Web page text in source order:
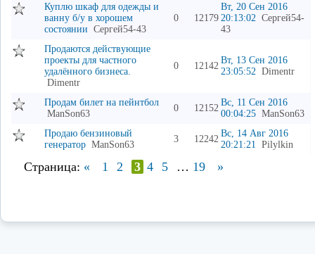
Куплю шкаф для одежды и
ванну б/у в хорошем
состоянии
Сергей54-43
0 12179
Вт, 20 Сен 2016
20:13:02 Сергей54-
43
Продаются действующие
проекты для частного
удалённого бизнеса.
Dimentr
0 12142
Вт, 13 Сен 2016
23:05:52 Dimentr
Продам билет на пейнтбол
ManSon63
0 12152
Вс, 11 Сен 2016
00:04:25 ManSon63
Продаю бензиновый
генератор ManSon63
3 12242
Вс, 14 Авг 2016
20:21:21
Pilylkin
Страница: « 1 2 3 4 5 … 19 »